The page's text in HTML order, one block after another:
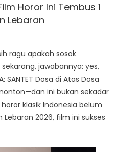
Horor Ini Tembus 1
Lebaran
ragu apakah sosok
jawabannya: yes,
SANTET Dosa di Atas Dosa
ini bukan sekadar
klasik Indonesia belum
2026, film ini sukses